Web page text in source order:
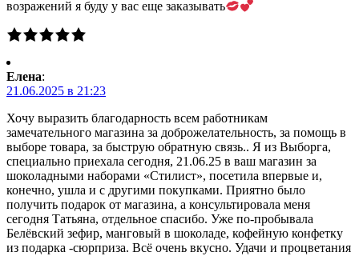
возражений я буду у вас еще заказывать
Елена:
21.06.2025 в 21:23
Хочу выразить благодарность всем работникам
замечательного магазина за доброжелательность, за помощь в
выборе товара, за быструю обратную связь.. Я из Выборга,
специально приехала сегодня, 21.06.25 в ваш магазин за
шоколадными наборами «Стилист», посетила впервые и,
конечно, ушла и с другими покупками. Приятно было
получить подарок от магазина, а консультировала меня
сегодня Татьяна, отдельное спасибо. Уже по-пробывала
Белёвский зефир, манговый в шоколаде, кофейную конфетку
из подарка -сюрприза. Всё очень вкусно. Удачи и процветания